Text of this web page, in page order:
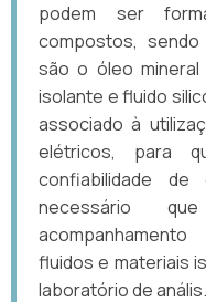
podem ser
compostos,
são o óleo
isolante e fluido
associado à
elétricos, para
confiabilidade
necessário
fluidos e materiais
laboratório de anális.